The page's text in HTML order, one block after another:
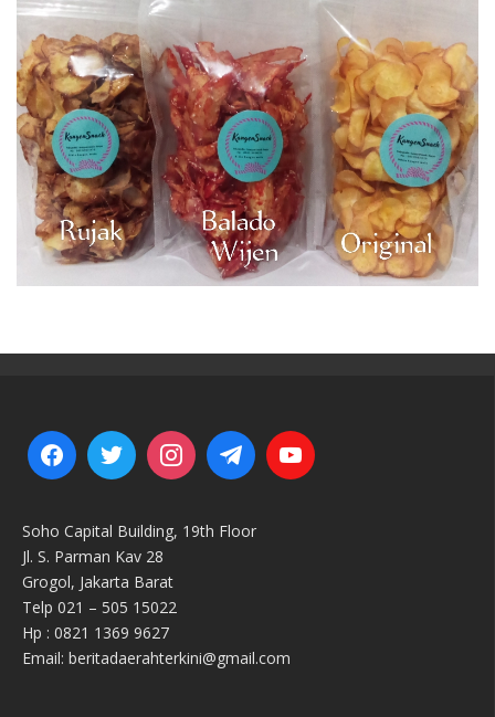
Soho Capital Building, 19th Floor
Jl. S. Parman Kav 28
Grogol, Jakarta Barat
Telp 021 – 505 15022
Hp : 0821 1369 9627
Email: beritadaerahterkini@gmail.com